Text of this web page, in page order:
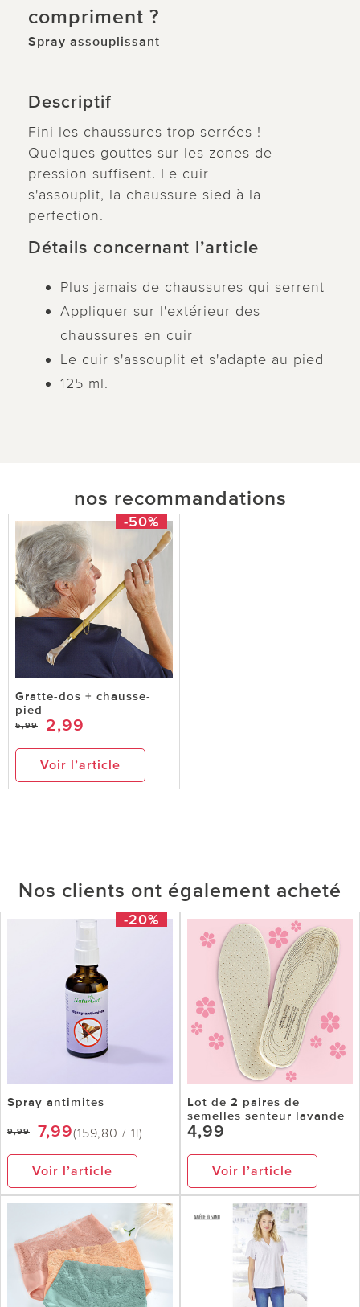
compriment ?
Spray assouplissant
Descriptif
Fini les chaussures trop serrées !
Quelques gouttes sur les zones de
pression suffisent. Le cuir
s'assouplit, la chaussure sied à la
perfection.
Détails concernant l’article
Plus jamais de chaussures qui serrent
Appliquer sur l'extérieur des
chaussures en cuir
Le cuir s'assouplit et s'adapte au pied
125 ml.
nos recommandations
-50%
Gratte-dos + chausse-
pied
5,99 2,99
Voir l’article
Nos clients ont également acheté
-20%
Spray antimites
9,99 7,99(159,80 / 1l)
Voir l’article
Lot de 2 paires de
semelles senteur lavande
4,99
Voir l’article